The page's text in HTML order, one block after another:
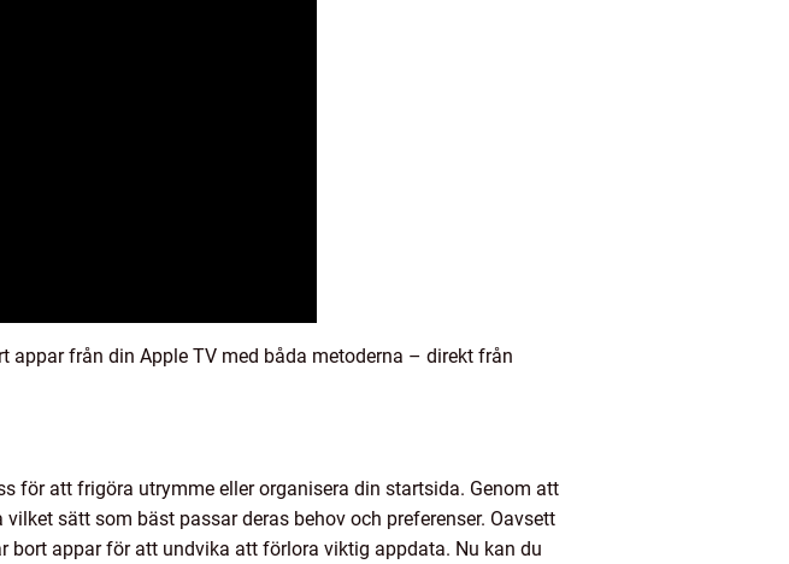
från din Apple TV med båda metoderna – direkt från
för att frigöra utrymme eller organisera din startsida. Genom att
sätt som bäst passar deras behov och preferenser. Oavsett
bort appar för att undvika att förlora viktig appdata. Nu kan du